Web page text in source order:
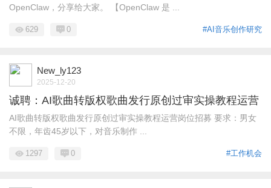
OpenClaw，分享给大家。 【OpenClaw 是 ...
#AI音乐创作研究
629 0
New_ly123
2025-12-20
诚聘：AI歌曲转版权歌曲发行原创过审实操教程运营
AI歌曲转版权歌曲发行原创过审实操教程运营岗位招募 要求：男女
不限，年齿45岁以下，对音乐制作 ...
#工作机会
1297 0